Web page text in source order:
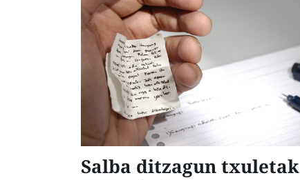
Salba ditzagun txuletak